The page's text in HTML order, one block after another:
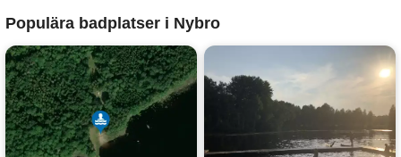
Populära badplatser i Nybro